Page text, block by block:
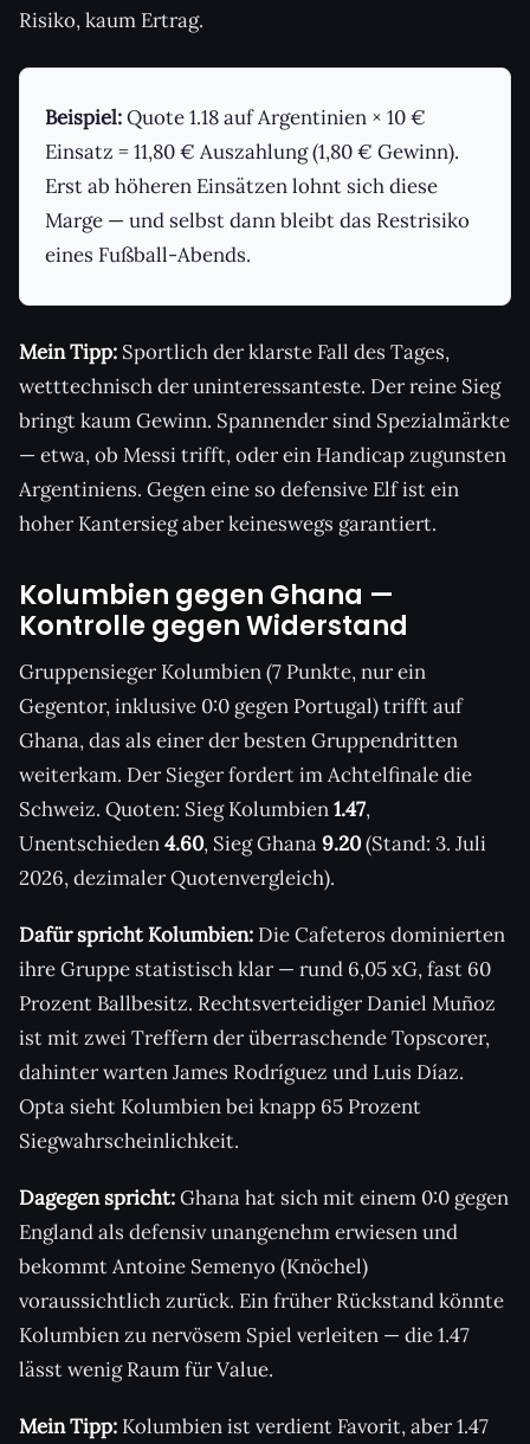
Risiko, kaum Ertrag.
Beispiel:Quote 1.18 auf Argentinien × 10 €
Einsatz = 11,80 € Auszahlung (1,80 € Gewinn).
Erst ab höheren Einsätzen lohnt sich diese
Marge — und selbst dann bleibt das Restrisiko
eines Fußball-Abends.
Mein Tipp: Sportlich der klarste Fall des Tages,
wetttechnisch der uninteressanteste. Der reine Sieg
bringt kaum Gewinn. Spannender sind Spezialmärkte
— etwa, ob Messi trifft, oder ein Handicap zugunsten
Argentiniens. Gegen eine so defensive Elf ist ein
hoher Kantersieg aber keineswegs garantiert.
Kolumbien gegen Ghana —
Kontrolle gegen Widerstand
Gruppensieger Kolumbien (7 Punkte, nur ein
Gegentor, inklusive 0:0 gegen Portugal) trifft auf
Ghana, das als einer der besten Gruppendritten
weiterkam. Der Sieger fordert im Achtelfinale die
Schweiz. Quoten: Sieg Kolumbien1.47,
Unentschieden4.60, Sieg Ghana9.20(Stand: 3. Juli
2026, dezimaler Quotenvergleich).
Dafür spricht Kolumbien: Die Cafeteros dominierten
ihre Gruppe statistisch klar — rund 6,05 xG, fast 60
Prozent Ballbesitz. Rechtsverteidiger Daniel Muñoz
ist mit zwei Treffern der überraschende Topscorer,
dahinter warten James Rodríguez und Luis Díaz.
Opta sieht Kolumbien bei knapp 65 Prozent
Siegwahrscheinlichkeit.
Dagegen spricht:Ghana hat sich mit einem 0:0 gegen
England als defensiv unangenehm erwiesen und
bekommt Antoine Semenyo (Knöchel)
voraussichtlich zurück. Ein früher Rückstand könnte
Kolumbien zu nervösem Spiel verleiten — die 1.47
lässt wenig Raum für Value.
Mein Tipp: Kolumbien ist verdient Favorit, aber 1.47